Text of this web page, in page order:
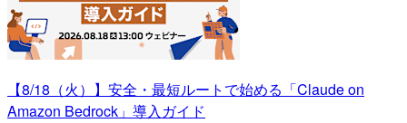
【8/18（火）】安全・最短ルートで始める「Claude on
Amazon Bedrock」導入ガイド